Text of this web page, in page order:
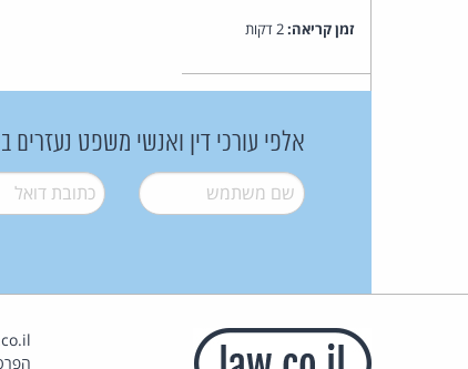
זמן קריאה:
אלפי עורכי דין ואנשי משפט
שם משתמש* דואל*